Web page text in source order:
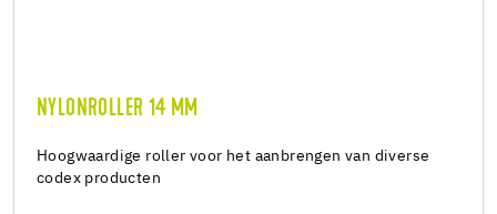
NYLONROLLER 14 MM
Hoogwaardige roller voor het aanbrengen van diverse
codex producten